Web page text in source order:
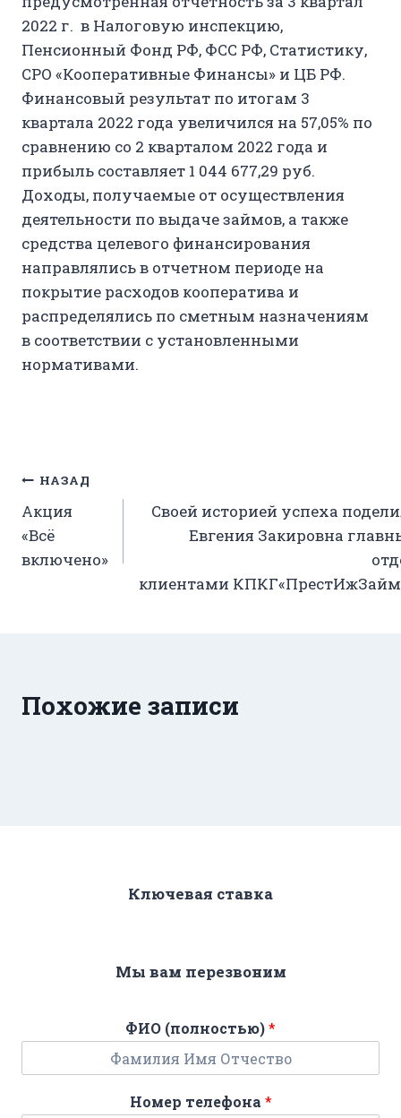
2022 г. в Налоговую инспекцию,
Пенсионный Фонд РФ, ФСС РФ, Статистику,
СРО «Кооперативные Финансы» и ЦБ РФ.
Финансовый результат по итогам 3
квартала 2022 года увеличился на 57,05% по
сравнению со 2 кварталом 2022 года и
прибыль составляет 1 044 677,29 руб.
Доходы, получаемые от осуществления
деятельности по выдаче займов, а также
средства целевого финансирования
направлялись в отчетном периоде на
покрытие расходов кооператива и
распределялись по сметным назначениям
в соответствии с установленными
нормативами.
Навигация
по
записям
НАЗАД
Акция
«Всё
включено»
Своей историей успеха
Евгения Закировна
клиентами
Похожие записи
Ключевая ставка
Мы вам перезвоним
ФИО (полностью)*
Номер телефона *